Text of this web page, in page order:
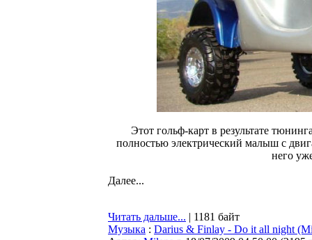
Этот гольф-карт в результате
полностью электрический малыш с
него
Далее...
Читать дальше... | 1181 байт
Музыка : Darius & Finlay - Do it all night